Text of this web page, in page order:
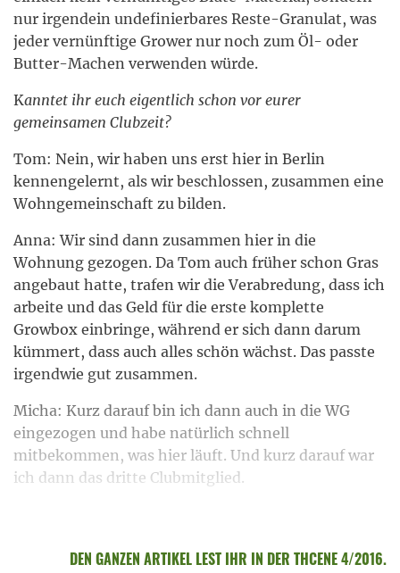
nur irgendein undefinierbares Reste-Granulat, was
jeder vernünftige Grower nur noch zum Öl- oder
Butter-Machen verwenden würde.
Kanntet ihr euch eigentlich schon vor eurer
gemeinsamen Clubzeit?
Tom: Nein, wir haben uns erst hier in Berlin
kennengelernt, als wir beschlossen, zusammen eine
Wohngemeinschaft zu bilden.
Anna: Wir sind dann zusammen hier in die
Wohnung gezogen. Da Tom auch früher schon Gras
angebaut hatte, trafen wir die Verabredung, dass ich
arbeite und das Geld für die erste komplette
Growbox einbringe, während er sich dann darum
kümmert, dass auch alles schön wächst. Das passte
irgendwie gut zusammen.
Micha: Kurz darauf bin ich dann auch in die WG
eingezogen und habe natürlich schnell
mitbekommen, was hier läuft. Und kurz darauf war
ich dann das dritte Clubmitglied.
DEN GANZEN ARTIKEL LEST IHR IN DER THCENE 4/2016.